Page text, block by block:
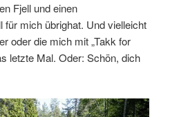
Fjell und einen
für mich übrighat. Und vielleicht
oder die mich mit „Takk for
letzte Mal. Oder: Schön, dich